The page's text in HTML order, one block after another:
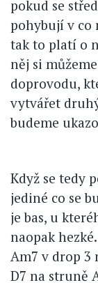
pokud se
pohybují v co
tak to platí o
něj si
doprovodu,
vytvářet
budeme
Když se tedy
jediné co se
je bas, u
naopak
Am7 v drop 3
D7 na struně